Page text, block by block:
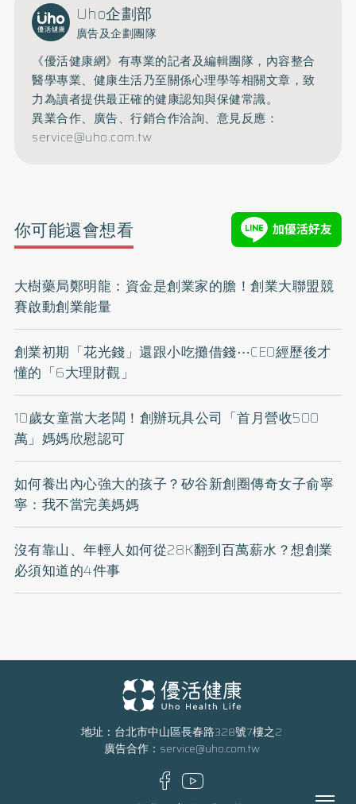
Uho企劃部
廣告及企劃團隊
《優活健康網》有專業的記者及編輯團隊，內容整合
醫學專業、健康生活乃至關係心理學等相關文章，致
力為讀者提供最正確的健康認知與保健常識。
異業合作、廣告、行銷合作洽詢、意見反應：
service@uho.com.tw
你可能還會想看
大樹藥局鄭明龍：資金是創業家的膽！創業大聯盟競
賽啟動創業能量
創業初期「花光錢」還跟小吃攤借錢⋯CEO經歷後才
懂的「6大理財觀」
10歲女童當大老闆！創辦玩具公司「首月營收500
萬」媽媽欣慰認可
如何養出內心強大的孩子？矽谷新創圈傳奇女子俞寧
寧：我不當完美媽媽
沒有靠山、年輕人如何從28K翻到百萬薪水？想創業
必須知道的4件事
地址：台北市中山區長春路328號7樓之2
廣告合作： service@uho.com.tw